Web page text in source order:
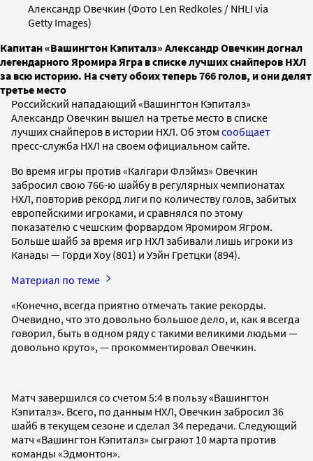
Александр Овечкин (Фото Len Redkoles / NHLI via
Getty Images)
Капитан «Вашингтон Кэпиталз» Александр Овечкин догнал
легендарного Яромира Ягра в списке лучших снайперов НХЛ
за всю историю. На счету обоих теперь 766 голов, и они делят
третье место
Российский нападающий «Вашингтон Кэпиталз»
Александр Овечкин вышел на третье место в списке
лучших снайперов в истории НХЛ. Об этом сообщает
пресс-служба НХЛ на своем официальном сайте.
Во время игры против «Калгари Флэймз» Овечкин
забросил свою 766-ю шайбу в регулярных чемпионатах
НХЛ, повторив рекорд лиги по количеству голов, забитых
европейскими игроками, и сравнялся по этому
показателю с чешским форвардом Яромиром Ягром.
Больше шайб за время игр НХЛ забивали лишь игроки из
Канады — Горди Хоу (801) и Уэйн Гретцки (894).
Материал по теме
«Конечно, всегда приятно отмечать такие рекорды.
Очевидно, что это довольно большое дело, и, как я всегда
говорил, быть в одном ряду с такими великими людьми —
довольно круто», — прокомментировал Овечкин.
Матч завершился со счетом 5:4 в пользу «Вашингтон
Кэпиталз». Всего, по данным НХЛ, Овечкин забросил 36
шайб в текущем сезоне и сделал 34 передачи. Следующий
матч «Вашингтон Кэпиталз» сыграют 10 марта против
команды «Эдмонтон».